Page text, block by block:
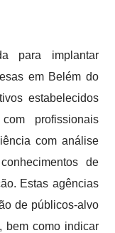
para implantar
em Belém do
estabelecidos
profissionais
com análise
de
Estas agências
de públicos-alvo
bem como indicar